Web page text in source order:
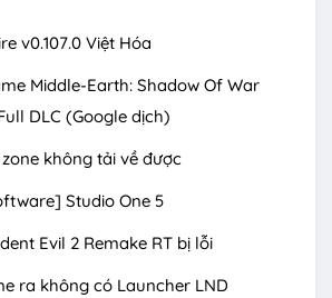
v0.107.0 Việt Hóa
Middle-Earth: Shadow Of War
DLC (Google dịch)
không tải về được
Studio One 5
Evil 2 Remake RT bị lỗi
ra không có Launcher LND